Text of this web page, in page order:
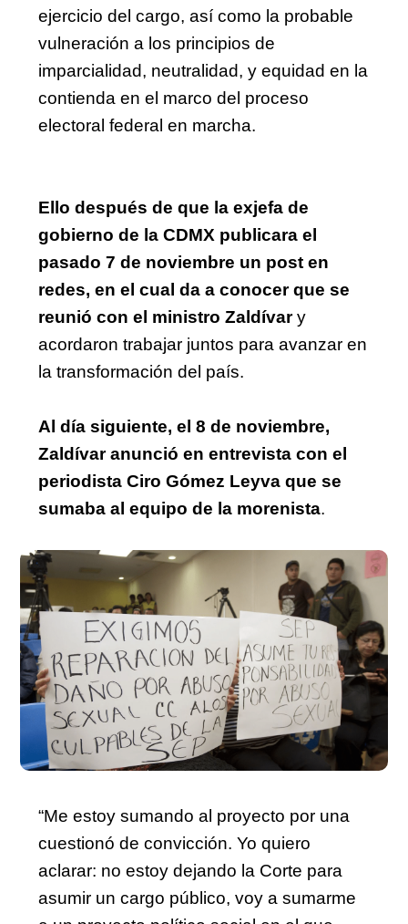
ejercicio del cargo, así como la probable
vulneración a los principios de
imparcialidad, neutralidad, y equidad en la
contienda en el marco del proceso
electoral federal en marcha.
Ello después de que la exjefa de
gobierno de la CDMX publicara el
pasado 7 de noviembre un post en
redes, en el cual da a conocer que se
reunió con el ministro Zaldívar y
acordaron trabajar juntos para avanzar en
la transformación del país.
Al día siguiente, el 8 de noviembre,
Zaldívar anunció en entrevista con el
periodista Ciro Gómez Leyva que se
sumaba al equipo de la morenista.
“Me estoy sumando al proyecto por una
cuestionó de convicción. Yo quiero
aclarar: no estoy dejando la Corte para
asumir un cargo público, voy a sumarme